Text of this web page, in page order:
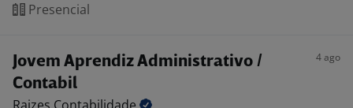
Presencial
Jovem Aprendiz Administrativo /
Contabil
4 ago